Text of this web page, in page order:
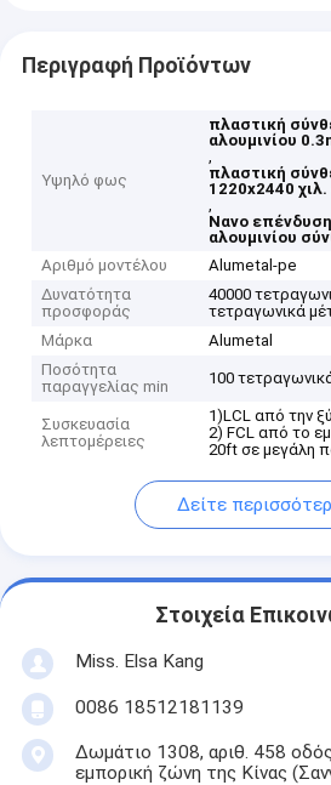
Περιγραφή Προϊόντων
Υψηλό φως
πλαστική
αλουμινίου
,
πλαστική
1220x2440 χιλ.
,
Νανο
αλουμινίου
Αριθμό μοντέλου
Alumetal-pe
Δυνατότητα
προσφοράς
40000
τετραγωνικά
Μάρκα
Alumetal
Ποσότητα
παραγγελίας min
100
Συσκευασία
λεπτομέρειες
1)LCL από την
2) FCL από το
20ft σε μεγάλη
Δείτε
Στοιχεία
Miss. Elsa Kang
0086 18512181139
Δωμάτιο 1308, αριθ. 458
εμπορική ζώνη της Κίνας